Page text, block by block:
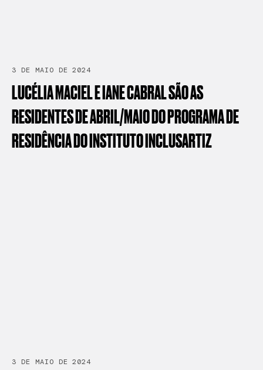
3 DE MAIO DE 2024
LUCÉLIAMACIELEIANECABRALSÃOAS
RESIDENTESDEABRIL/MAIODOPROGRAMADE
RESIDÊNCIADOINSTITUTOINCLUSARTIZ
3 DE MAIO DE 2024